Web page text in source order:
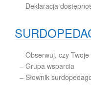
– Deklaracja
– Obserwuj, czy Twoje
– Grupa wsparcia
– Słownik